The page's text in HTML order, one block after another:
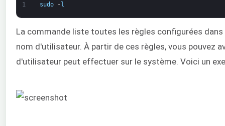
1 sudo -l
La commande liste toutes les règles configurées
nom d'utilisateur. À partir de ces règles, vous pouvez
d'utilisateur peut effectuer sur le système. Voici un